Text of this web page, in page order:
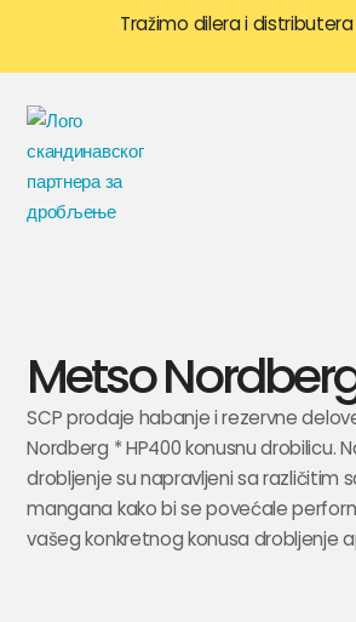
Tražimo dilera i distributera
Metso
SCP prodaje habanje i rezervne
Nordberg * HP400 konusnu drobilicu.
drobljenje su napravljeni sa različitim
mangana kako bi se povećale
vašeg konkretnog konusa drobljenje